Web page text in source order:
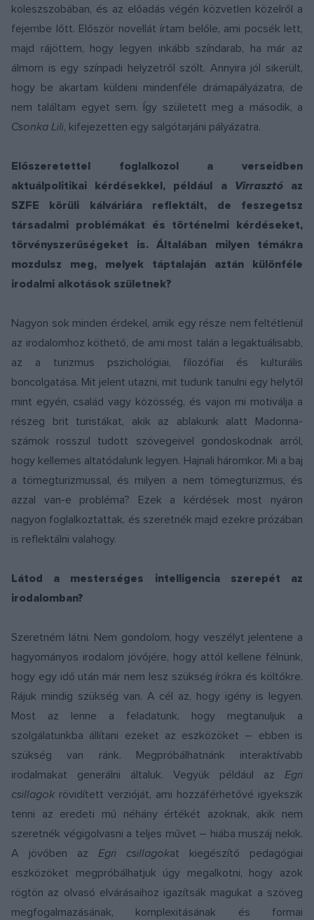
koleszszobában, és az előadás végén közvetlen közelről a
fejembe lőtt. Először novellát írtam belőle, ami pocsék lett,
majd rájöttem, hogy legyen inkább színdarab, ha már az
álmom is egy színpadi helyzetről szólt. Annyira jól sikerült,
hogy be akartam küldeni mindenféle drámapályázatra, de
nem találtam egyet sem. Így született meg a második, a
Csonka Lili, kifejezetten egy salgótarjáni pályázatra.
Előszeretettel foglalkozol a verseidben
aktuálpolitikai kérdésekkel, például a Virrasztóaz
SZFE körüli kálváriára reflektált, de feszegetsz
társadalmi problémákat és történelmi kérdéseket,
törvényszerűségeket is. Általában milyen témákra
mozdulsz meg, melyek táptalaján aztán különféle
irodalmi alkotások születnek?
Nagyon sok minden érdekel, amik egy része nem feltétlenül
az irodalomhoz köthető, de ami most talán a legaktuálisabb,
az a turizmus pszichológiai, filozófiai és kulturális
boncolgatása. Mit jelent utazni, mit tudunk tanulni egy helytől
mint egyén, család vagy közösség, és vajon mi motiválja a
részeg brit turistákat, akik az ablakunk alatt Madonna-
számok rosszul tudott szövegeivel gondoskodnak arról,
hogy kellemes altatódalunk legyen. Hajnali háromkor. Mi a baj
a tömegturizmussal, és milyen a nem tömegturizmus, és
azzal van-e probléma? Ezek a kérdések most nyáron
nagyon foglalkoztattak, és szeretnék majd ezekre prózában
is reflektálni valahogy.
Látod a mesterséges intelligencia szerepét az
irodalomban?
Szeretném látni. Nem gondolom, hogy veszélyt jelentene a
hagyományos irodalom jövőjére, hogy attól kellene félnünk,
hogy egy idő után már nem lesz szükség írókra és költőkre.
Rájuk mindig szükség van. A cél az, hogy igény is legyen.
Most az lenne a feladatunk, hogy megtanuljuk a
szolgálatunkba állítani ezeket az eszközöket – ebben is
szükség van ránk. Megpróbálhatnánk interaktívabb
irodalmakat generálni általuk. Vegyük például az Egri
csillagok rövidített verzióját, ami hozzáférhetővé igyekszik
tenni az eredeti mű néhány értékét azoknak, akik nem
szeretnék végigolvasni a teljes művet – hiába muszáj nekik.
A jövőben az Egri csillagokat kiegészítő pedagógiai
eszközöket megpróbálhatjuk úgy megalkotni, hogy azok
rögtön az olvasó elvárásaihoz igazítsák magukat a szöveg
megfogalmazásának, komplexitásának és formai